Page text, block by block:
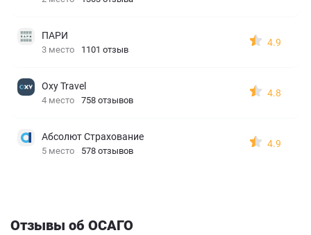
ПАРИ
3 место 1101 отзыв
4.9
Oxy Travel
4 место 758 отзывов
4.8
Абсолют Страхование
5 место 578 отзывов
4.9
Отзывы об ОСАГО